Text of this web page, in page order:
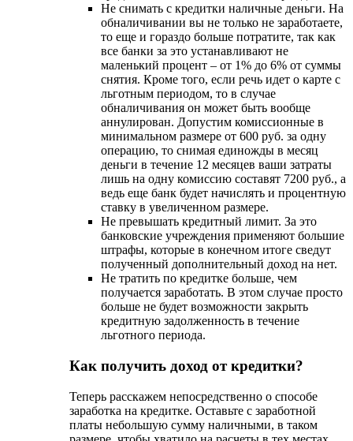
Не снимать с кредитки наличные деньги. На
обналичивании вы не только не заработаете,
то еще и гораздо больше потратите, так как
все банки за это устанавливают не
маленький процент – от 1% до 6% от суммы
снятия. Кроме того, если речь идет о карте с
льготным периодом, то в случае
обналичивания он может быть вообще
аннулирован. Допустим комиссионные в
минимальном размере от 600 руб. за одну
операцию, то снимая единожды в месяц
деньги в течение 12 месяцев ваши затраты
лишь на одну комиссию составят 7200 руб., а
ведь еще банк будет начислять и процентную
ставку в увеличенном размере.
Не превышать кредитный лимит. За это
банковские учреждения применяют большие
штрафы, которые в конечном итоге сведут
полученный дополнительный доход на нет.
Не тратить по кредитке больше, чем
получается заработать. В этом случае просто
больше не будет возможности закрыть
кредитную задолженность в течение
льготного периода.
Как получить доход от кредитки?
Теперь расскажем непосредственно о способе
заработка на кредитке. Оставьте с заработной
платы небольшую сумму наличными, в таком